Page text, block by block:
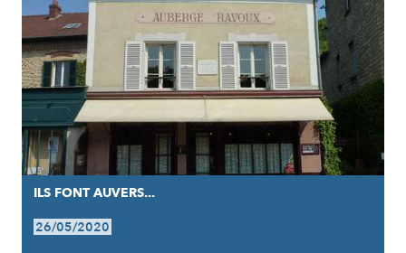
ILS FONT AUVERS...
26/05/2020